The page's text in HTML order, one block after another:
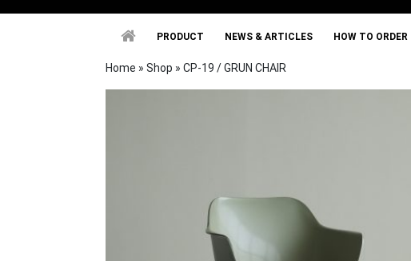
PRODUCT NEWS & ARTICLES HOW TO ORDER
Home » Shop » CP-19 / GRUN CHAIR